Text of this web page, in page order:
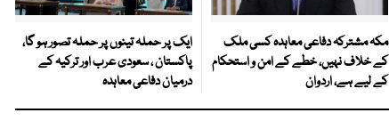
مکہ مشترکہ دفاعی معاہدہ کسی ملک
کے خلاف نہیں، خطے کے امن و استحکام
کے لیے ہے، اردوان
ایک پر حملہ تینوں پر حملہ تصور ہو گا،
پاکستان ، سعودی عرب اور ترکیہ کے
درمیان دفاعی معاہدہ